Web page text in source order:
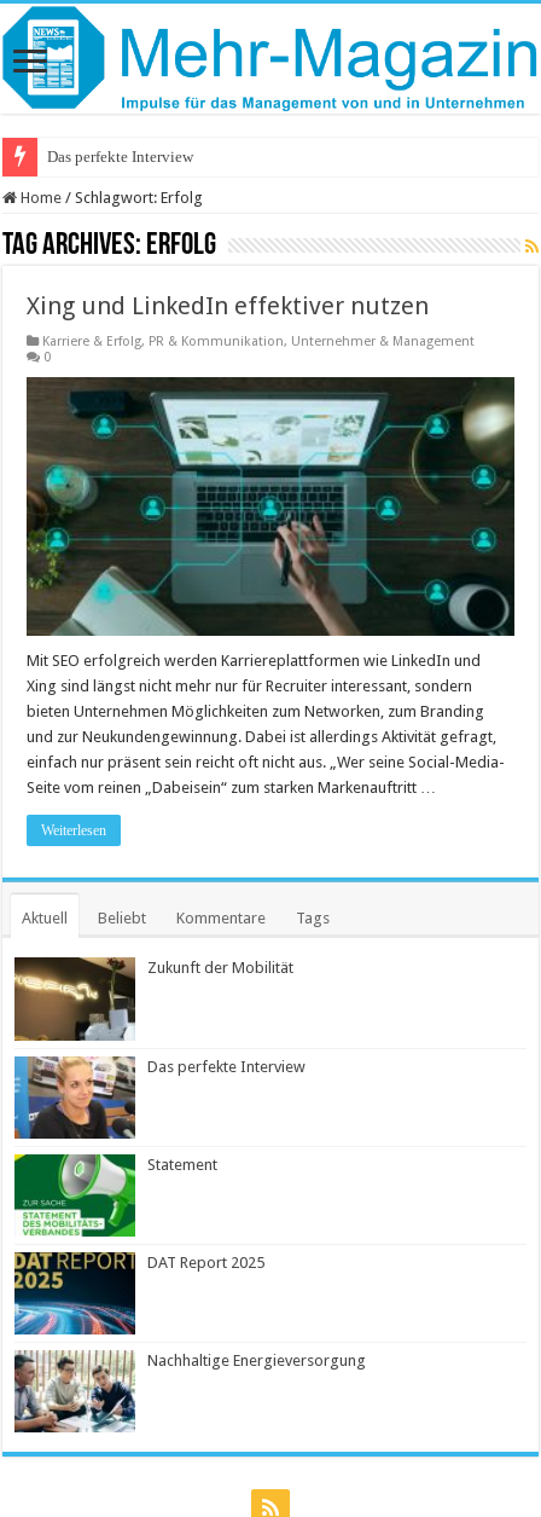
Das perfekte Interview
Home / Schlagwort:Erfolg
Tag Archives: Erfolg
Xing und LinkedIn effektiver nutzen
Karriere & Erfolg, PR & Kommunikation, Unternehmer & Management
0
Mit SEO erfolgreich werden Karriereplattformen wie LinkedIn und
Xing sind längst nicht mehr nur für Recruiter interessant, sondern
bieten Unternehmen Möglichkeiten zum Networken, zum Branding
und zur Neukundengewinnung. Dabei ist allerdings Aktivität gefragt,
einfach nur präsent sein reicht oft nicht aus. „Wer seine Social-Media-
Seite vom reinen „Dabeisein“ zum starken Markenauftritt …
Weiterlesen
Aktuell Beliebt Kommentare Tags
Zukunft der Mobilität
Das perfekte Interview
Statement
DAT Report 2025
Nachhaltige Energieversorgung